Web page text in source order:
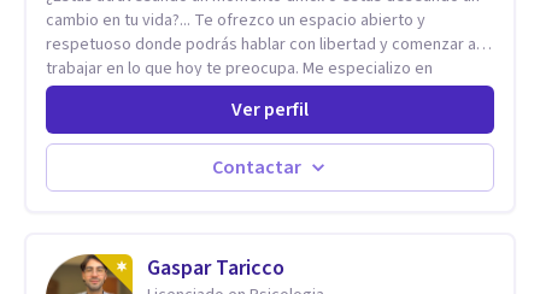
cambio en tu vida?... Te ofrezco un espacio abierto y
respetuoso donde podrás hablar con libertad y comenzar a
trabajar en lo que hoy te preocupa. Me especializo en
Trastornos de Ansiedad y a lo largo de mi experiencia
profesional he acompañado a muchas Familias y Parejas con
distintas problemáticas como el manejo del estrés,
Autoestima, Gestión de la Ira, Depresión, Retos en la Crianza,
Codependencia, Celos, entre otros. Cuento con más de 12
Adolescentes y Adultos
Ver perfil
Contactar
Gaspar Taricco